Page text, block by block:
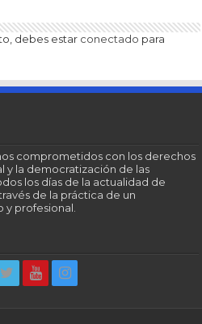
debes estar conectado para
comprometidos con los derechos
y la democratización de las
los días de la actualidad de
de la práctica de un
profesional.